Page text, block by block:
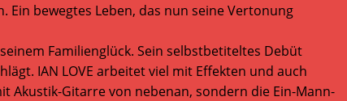
Ein bewegtes Leben, das nun seine Vertonung
Familienglück. Sein selbstbetiteltes Debüt
IAN LOVE arbeitet viel mit Effekten und auch
Akustik-Gitarre von nebenan, sondern die Ein-Mann-